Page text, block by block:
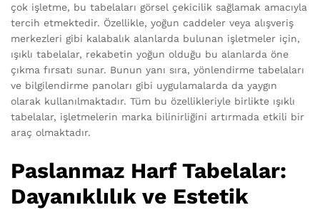
çok işletme, bu tabelaları görsel çekicilik sağlamak amacıyla
tercih etmektedir. Özellikle, yoğun caddeler veya alışveriş
merkezleri gibi kalabalık alanlarda bulunan işletmeler için,
ışıklı tabelalar, rekabetin yoğun olduğu bu alanlarda öne
çıkma fırsatı sunar. Bunun yanı sıra, yönlendirme tabelaları
ve bilgilendirme panoları gibi uygulamalarda da yaygın
olarak kullanılmaktadır. Tüm bu özellikleriyle birlikte ışıklı
tabelalar, işletmelerin marka bilinirliğini artırmada etkili bir
araç olmaktadır.
Paslanmaz Harf Tabelalar:
Dayanıklılık ve Estetik